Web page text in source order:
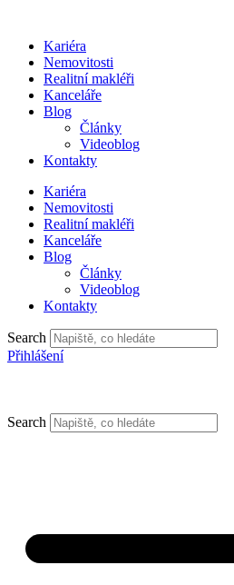
obsahuKariéra
Nemovitosti
Realitní makléři
Kanceláře
Blog
Články
Videoblog
Kontakty
Kariéra
Nemovitosti
Realitní makléři
Kanceláře
Blog
Články
Videoblog
Kontakty
Search
Přihlášení
Search